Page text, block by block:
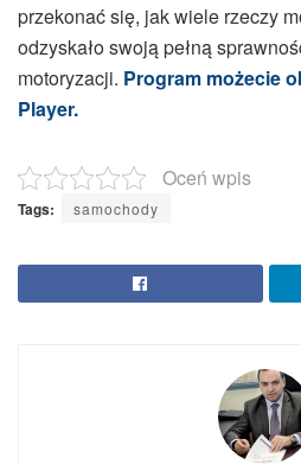
przekonać się, jak wiele rzeczy
odzyskało swoją pełną
motoryzacji. Program możecie
Player.
Oceń wpis
Tags: samochody